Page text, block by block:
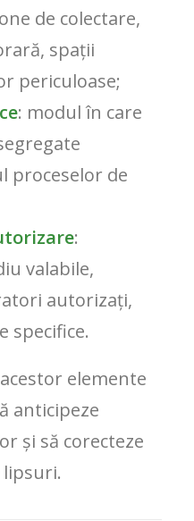
de colectare,
spații
periculoase;
: modul în care
proceselor de
:
valabile,
autorizați,
specifice.
elemente
anticipeze
și să corecteze